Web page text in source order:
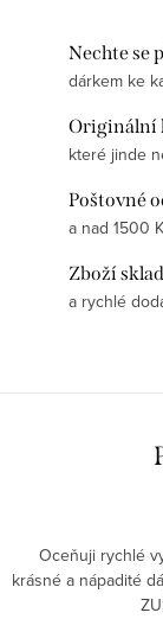
Nechte se
dárkem ke
Originální
které jinde
Poštovné
a nad 1500
Zboží
a rychlé
Oceňuji rychlé
krásné a nápadité